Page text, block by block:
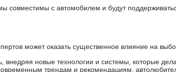
совместимы с автомобилем и будут
может оказать существенное влияние на
внедряя новые технологии и системы, которые
трендам и рекомендациям,